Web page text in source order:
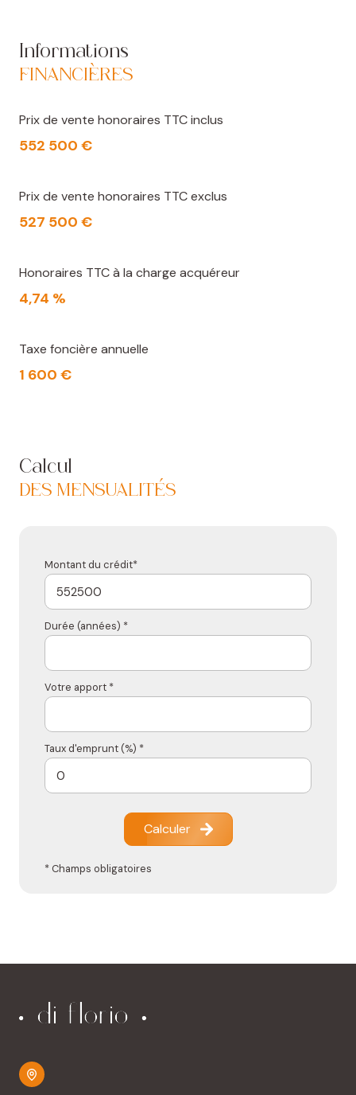
cuisine d'été avec barbecue complète les extérieurs
et offre un espace convivial.
Informations
FINANCIÈRES
Prix de vente honoraires TTC inclus
552 500 €
Prix de vente honoraires TTC exclus
527 500 €
Honoraires TTC à la charge acquéreur
4,74 %
Taxe foncière annuelle
1 600 €
Calcul
DES MENSUALITÉS
Montant du crédit*
Durée (années) *
Votre apport *
Taux d'emprunt (%) *
Calculer
* Champs obligatoires